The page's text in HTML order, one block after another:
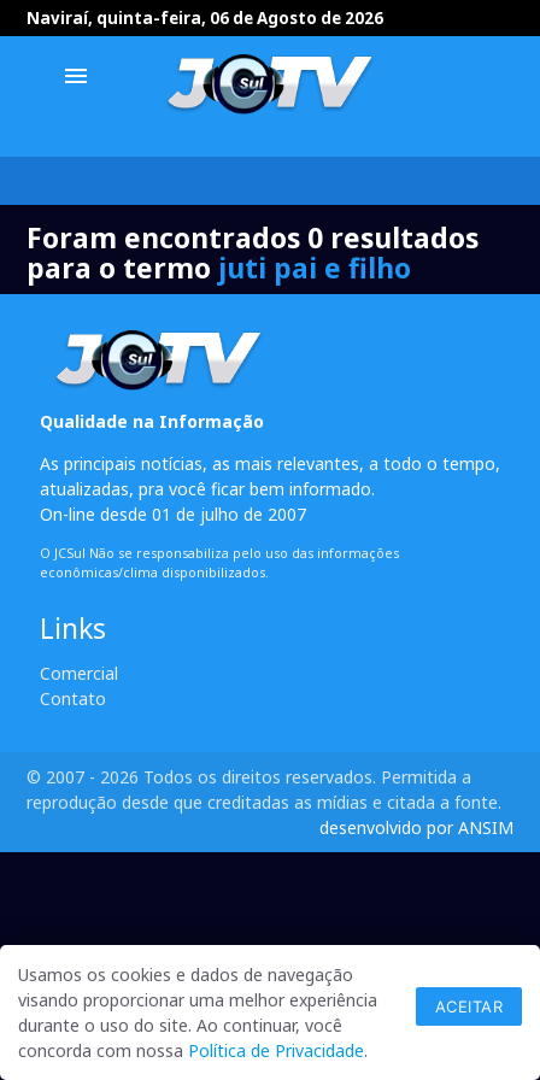
Naviraí, quinta-feira, 06 de Agosto de 2026
menu
Foram encontrados 0 resultados
para o termo juti pai e filho
Qualidade na Informação
As principais notícias, as mais relevantes, a todo o tempo,
atualizadas, pra você ficar bem informado.
On-line desde 01 de julho de 2007
O JCSul Não se responsabiliza pelo uso das informações
econômicas/clima disponibilizados.
Links
Comercial
Contato
© 2007 - 2026 Todos os direitos reservados. Permitida a
reprodução desde que creditadas as mídias e citada a fonte.
desenvolvido por ANSIM
Usamos os cookies e dados de navegação
visando proporcionar uma melhor experiência
durante o uso do site. Ao continuar, você
concorda com nossa Política de Privacidade.
ACEITAR